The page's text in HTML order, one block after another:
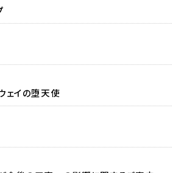
ェイの堕天使